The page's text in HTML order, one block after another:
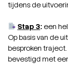
tijdens de
Stap 3: een
Op basis van de
besproken traject.
bevestigd met